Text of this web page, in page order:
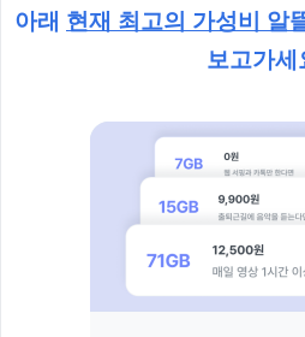
아래 현재 최고의 가성비 알
보고가세